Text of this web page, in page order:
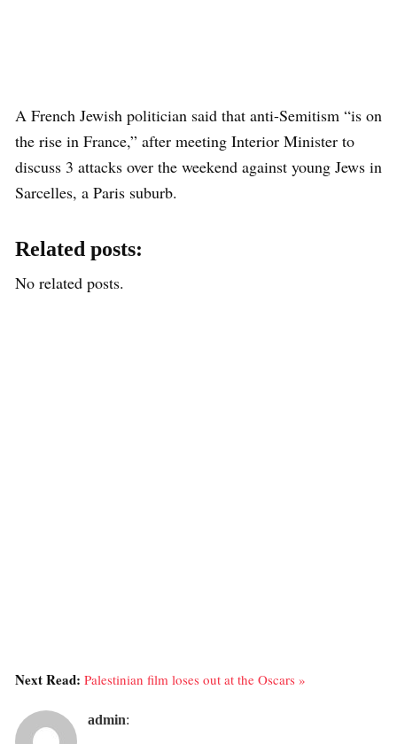
A French Jewish politician said that anti-Semitism “is on
the rise in France,” after meeting Interior Minister to
discuss 3 attacks over the weekend against young Jews in
Sarcelles, a Paris suburb.
Related posts:
No related posts.
Next Read: Palestinian film loses out at the Oscars »
admin: